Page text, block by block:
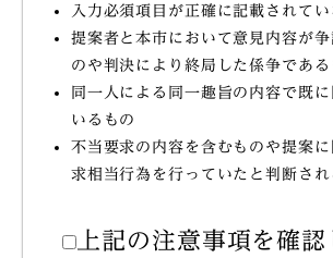
入力必須項目が正確に記載されて
提案者と本市において意見内容が争
のや判決により終局した係争である
同一人による同一趣旨の内容で既
いるもの
不当要求の内容を含むものや提案
求相当行為を行っていたと判断され
上記の注意事項を確